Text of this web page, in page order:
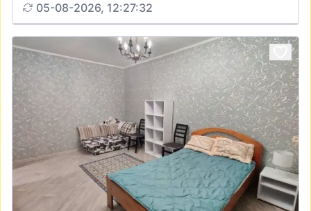
05-08-2026, 12:27:32